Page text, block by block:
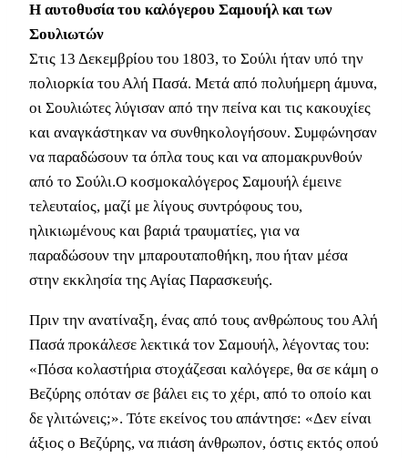
Η αυτοθυσία του καλόγερου Σαμουήλ και των
Σουλιωτών
Στις 13 Δεκεμβρίου του 1803, το Σούλι ήταν υπό την
πολιορκία του Αλή Πασά. Μετά από πολυήμερη άμυνα,
οι Σουλιώτες λύγισαν από την πείνα και τις κακουχίες
και αναγκάστηκαν να συνθηκολογήσουν. Συμφώνησαν
να παραδώσουν τα όπλα τους και να απομακρυνθούν
από το Σούλι.Ο κοσμοκαλόγερος Σαμουήλ έμεινε
τελευταίος, μαζί με λίγους συντρόφους του,
ηλικιωμένους και βαριά τραυματίες, για να
παραδώσουν την μπαρουταποθήκη, που ήταν μέσα
στην εκκλησία της Αγίας Παρασκευής.
Πριν την ανατίναξη, ένας από τους ανθρώπους του Αλή
Πασά προκάλεσε λεκτικά τον Σαμουήλ, λέγοντας του:
«Πόσα κολαστήρια στοχάζεσαι καλόγερε, θα σε κάμη ο
Βεζύρης οπόταν σε βάλει εις το χέρι, από το οποίο και
δε γλιτώνεις;». Τότε εκείνος του απάντησε: «Δεν είναι
άξιος ο Βεζύρης, να πιάση άνθρωπον, όστις εκτός οπού